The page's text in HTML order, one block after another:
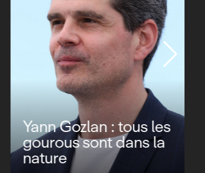
Yann Gozlan : tous les
gourous sont dans la
nature